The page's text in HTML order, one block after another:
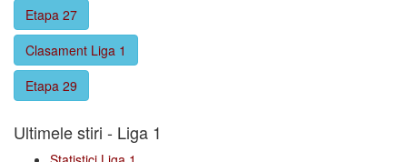
Etapa 27
Clasament Liga 1
Etapa 29
Ultimele stiri - Liga 1